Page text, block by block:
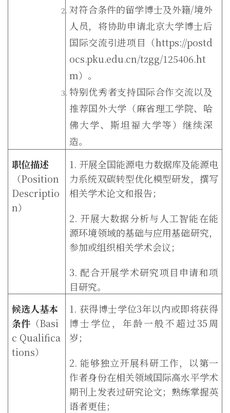
对符合条件的留学博士及外籍/境外
人员，将协助申请北京大学博士后
国际交流引进项目（https://postd
ocs.pku.edu.cn/tzgg/125406.ht
m）。
特别优秀者支持国际合作交流以及
推荐国外大学（麻省理工学院、哈
佛大学、斯坦福大学等）继续深
造。
职位描述
（Position
Descriptio
n）
1. 开展全国能源电力数据库及能源电
力系统双碳转型优化模型研发，撰写
相关学术论文和报告；
2. 开展大数据分析与人工智能在能
源环境领域的基础与应用基础研究，
参加或组织相关学术会议；
3. 配合开展学术研究项目申请和项
目研究。
候选人基本
条件 （Basi
c Qualifica
tions）
1. 获得博士学位3年以内或即将获得
博士学位，年龄一般不超过35 周
岁；
2.能够独立开展科研工作，以第一
作者身份在相关领域国际高水平学术
期刊上发表过研究论文；熟练掌握英
语者更佳；